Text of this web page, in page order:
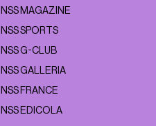
NSS MAGAZINE
NSS SPORTS
NSS G-CLUB
NSS GALLERIA
NSS FRANCE
NSS EDICOLA